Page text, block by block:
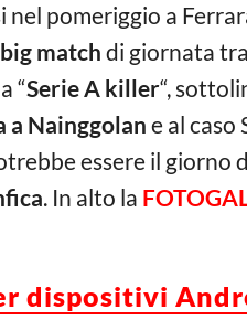
nel pomeriggio a
big match di giornata tra
“Serie A killer“,
a Nainggolane al caso
essere il giorno
. In alto la
dispositivi